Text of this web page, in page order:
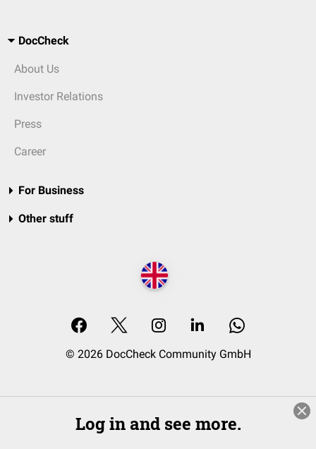
DocCheck
About Us
Investor Relations
Press
Career
For Business
Other stuff
© 2026 DocCheck Community GmbH
Log in and see more.